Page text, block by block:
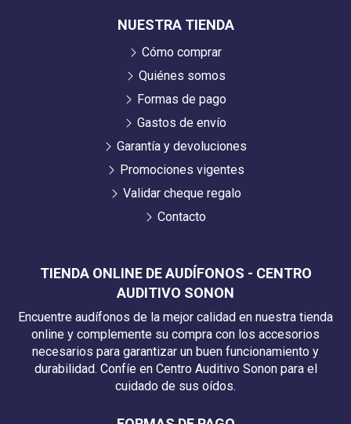
TIENDA ONLINE DE AUDÍFONOS - CENTRO
AUDITIVO SONON
Encuentre audífonos de la mejor calidad en nuestra tienda
online y complemente su compra con los accesorios
necesarios para garantizar un buen funcionamiento y
durabilidad. Confíe en Centro Auditivo Sonon para el
cuidado de sus oídos.
NUESTRA TIENDA
Cómo comprar
Quiénes somos
Formas de pago
Gastos de envío
Garantía y devoluciones
Promociones vigentes
Validar cheque regalo
Contacto